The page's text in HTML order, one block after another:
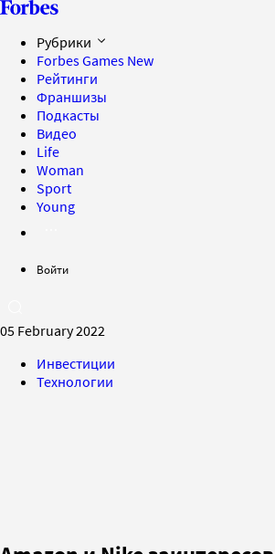
Рубрики
Forbes Games New
Рейтинги
Франшизы
Подкасты
Видео
Life
Woman
Sport
Young
Войти
05 February 2022
Инвестиции
Технологии